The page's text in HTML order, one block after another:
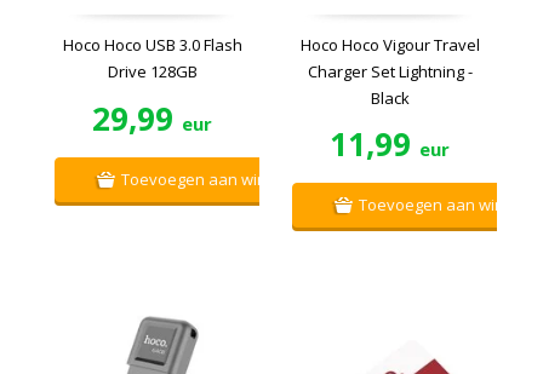
Hoco Hoco USB 3.0 Flash
Drive 128GB
29,99 eur
Toevoegen aan winkelwagen
Hoco Hoco Vigour Travel
Charger Set Lightning -
Black
11,99 eur
Toevoegen aan